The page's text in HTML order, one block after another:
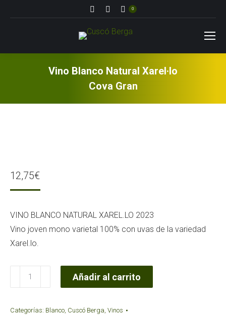
Buscar: 0
Vino Blanco Natural Xarel·lo
Cova Gran
12,75€
VINO BLANCO NATURAL XAREL.LO 2023
Vino joven mono varietal 100% con uvas de la variedad
Xarel.lo.
Blanco
Xarel·lo
Añadir al carrito
Categorías: Blanco, Cuscó Berga, Vinos